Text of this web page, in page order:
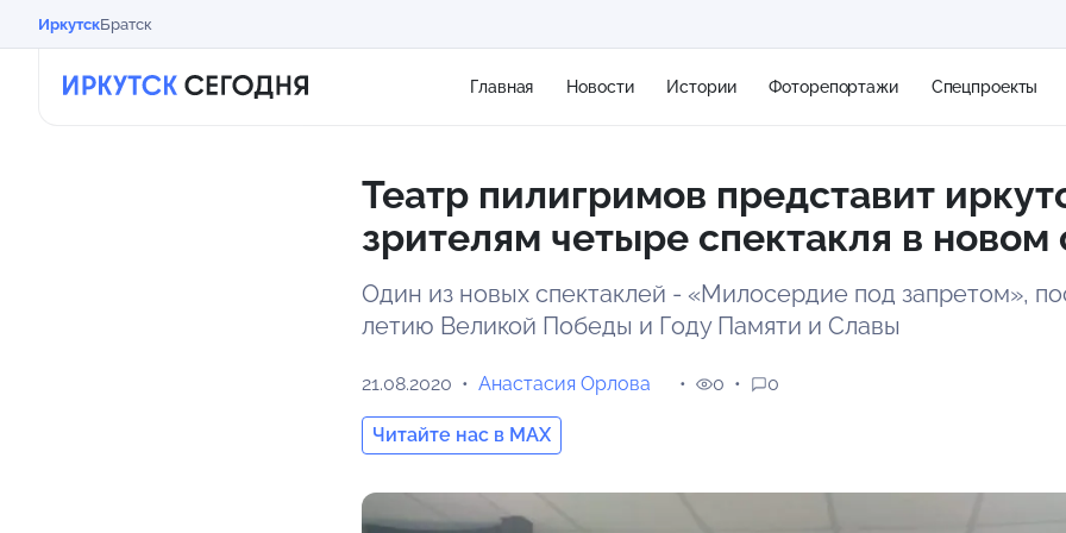
ИркутскБратск
Главная Новости Истории Фоторепортажи Спецпроекты
13 м/с
Театр пилигримов представит
зрителям четыре спектакля в новом
Один из новых спектаклей - «Милосердие под запретом»,
летию Великой Победы и Году Памяти и Славы
21.08.2020 Анастасия Орлова
Читайте нас в MAX
0 0